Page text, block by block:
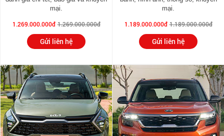
mại.
1.269.000.000đ 1.269.000.000đ
Gửi liên hệ
mại.
1.189.000.000đ 1.189.000.000đ
Gửi liên hệ